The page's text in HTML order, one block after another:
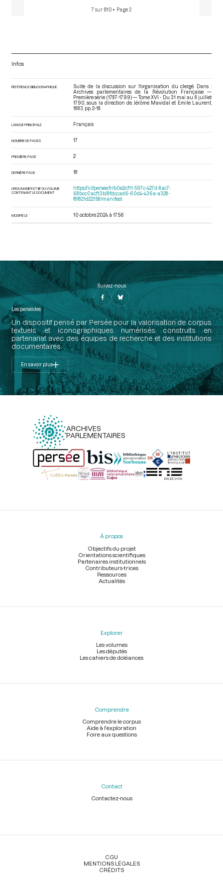
7 sur 810 • Page 2
Infos
RÉFÉRENCE BIBLIOGRAPHIQUE
Suite de la discussion sur l'organisation du clergé. Dans :
Archives parlementaires de la Révolution Française —
Première série (1787-1799) — Tome XVI - Du 31 mai au 8 juillet
1790 , sous la direction de Jérôme Mavidal et Emile Laurent.
1883. pp. 2-18.
LANGUE PRINCIPALE Français
NOMBRE DE PAGES 17
PREMIÈRE PAGE 2
DERNIÈRE PAGE 18
URI DU MANIFEST IIIF DU VOLUME
CONTENANT LE DOCUMENT
https://iiif.persee.fr/b0e2cf11-597c-427d-8ac7-
68bcc0acf13b/8fdccad6-60d4-436a-a328-
f8f821d22158/manifest
MODIFIÉ LE 10 octobre 2024 à 17:56
Suivez-nous
Les perséides
Un dispositif pensé par Persée pour la valorisation de corpus
textuels et iconographiques numérisés construits en
partenariat avec des équipes de recherche et des institutions
documentaires.
En savoir plus
ARCHIVES
PARLEMENTAIRES
Menu
À propos
Objectifs du projet
Orientations scientifiques
Partenaires institutionnels
Contributeurs-trices
Ressources
Actualités
Explorer
Les volumes
Les députés
Les cahiers de doléances
Comprendre
Comprendre le corpus
Aide à l'exploration
Foire aux questions
Contact
Contactez-nous
Légal
CGU
MENTIONS LÉGALES
CRÉDITS